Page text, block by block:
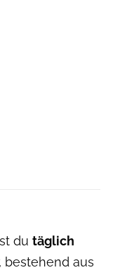
du täglich
bestehend aus